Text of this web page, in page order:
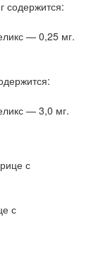
содержится:
— 0,25 мг.
— 3,0 мг.
с
с